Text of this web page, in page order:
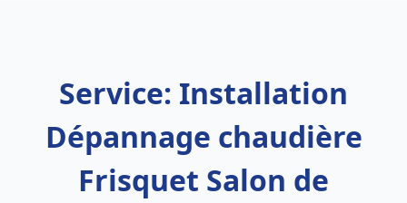
Service: Installation
Dépannage chaudière
Frisquet Salon de